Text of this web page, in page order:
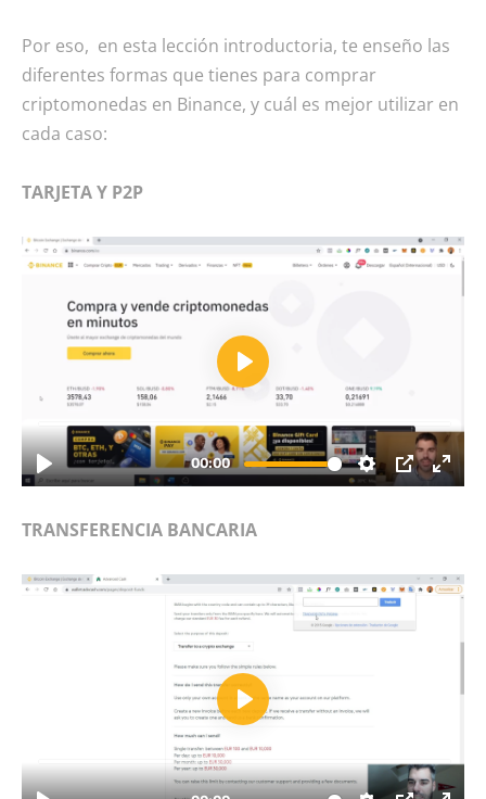
Por eso, en esta lección introductoria, te enseño las
diferentes formas que tienes para comprar
criptomonedas en Binance, y cuál es mejor utilizar en
cada caso:
TARJETA Y P2P
TRANSFERENCIA BANCARIA